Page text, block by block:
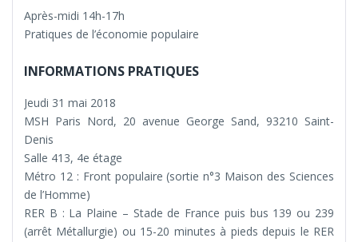
Après-midi 14h-17h
Pratiques de l’économie populaire
INFORMATIONS PRATIQUES
Jeudi 31 mai 2018
MSH Paris Nord, 20 avenue George Sand, 93210 Saint-
Denis
Salle 413, 4e étage
Métro 12 : Front populaire (sortie n°3 Maison des Sciences
de l’Homme)
RER B : La Plaine – Stade de France puis bus 139 ou 239
(arrêt Métallurgie) ou 15-20 minutes à pieds depuis le RER